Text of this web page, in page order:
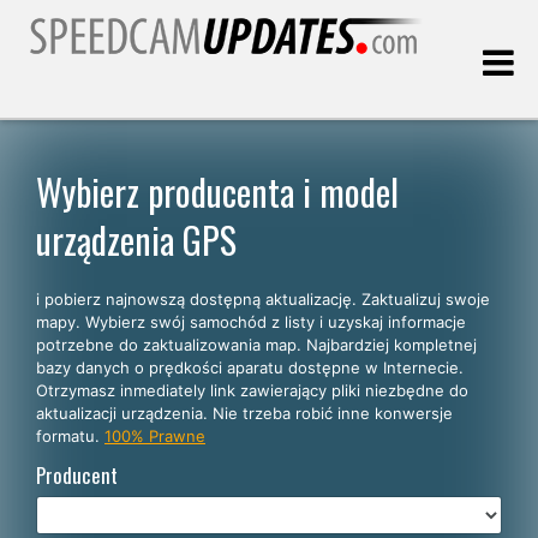
WYBIERZ SWÓJ JĘZYK
Polski
English
Español
Português
Wybierz producenta i model
urządzenia GPS
i pobierz najnowszą dostępną aktualizację. Zaktualizuj swoje
mapy. Wybierz swój samochód z listy i uzyskaj informacje
potrzebne do zaktualizowania map. Najbardziej kompletnej
bazy danych o prędkości aparatu dostępne w Internecie.
Otrzymasz inmediately link zawierający pliki niezbędne do
aktualizacji urządzenia. Nie trzeba robić inne konwersje
formatu. 100% Prawne
Producent